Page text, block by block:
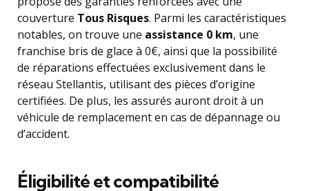
couverture Tous Risques. Parmi les caractéristiques
notables, on trouve une assistance 0 km, une
franchise bris de glace à 0€, ainsi que la possibilité
de réparations effectuées exclusivement dans le
réseau Stellantis, utilisant des pièces d’origine
certifiées. De plus, les assurés auront droit à un
véhicule de remplacement en cas de dépannage ou
d’accident.
Éligibilité et compatibilité